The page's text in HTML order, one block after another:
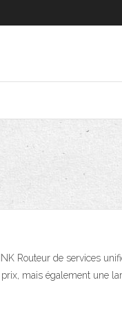
Routeur de services
mais également une